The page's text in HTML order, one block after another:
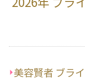
美容賢者 ブラ